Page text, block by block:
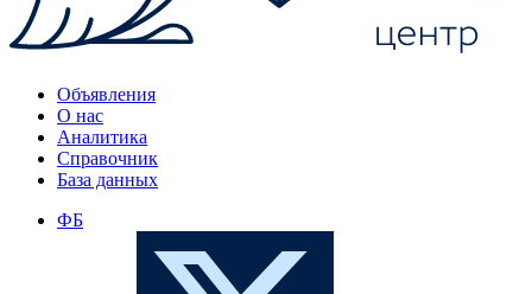
Объявления
О нас
Аналитика
Справочник
База данных
ФБ